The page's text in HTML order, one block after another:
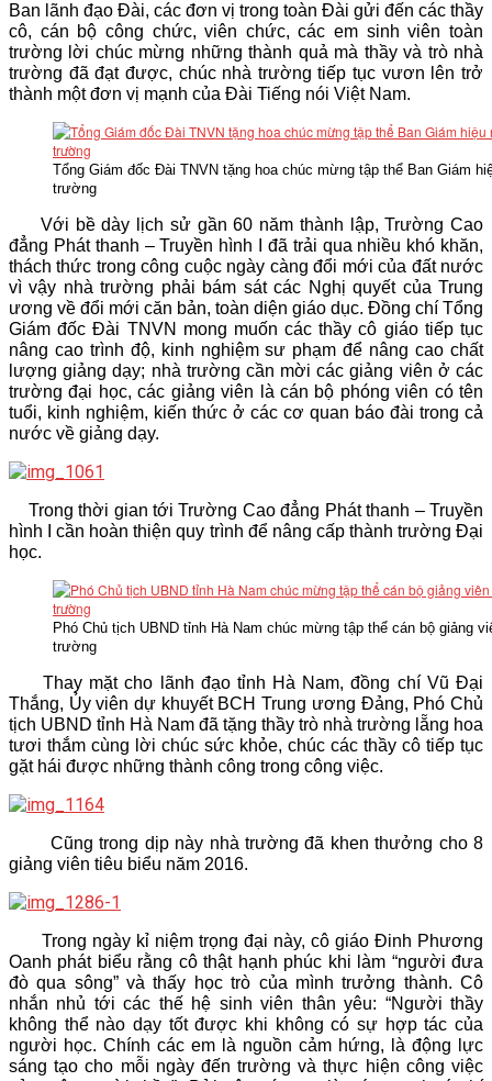
Ban lãnh đạo Đài, các đơn vị trong toàn Đài gửi đến các thầy
cô, cán bộ công chức, viên chức, các em sinh viên toàn
trường lời chúc mừng những thành quả mà thầy và trò nhà
trường đã đạt được, chúc nhà trường tiếp tục vươn lên trở
thành một đơn vị mạnh của Đài Tiếng nói Việt Nam.
Tổng Giám đốc Đài TNVN tặng hoa chúc mừng tập thể Ban Giám
trường
Với bề dày lịch sử gần 60 năm thành lập, Trường Cao
đẳng Phát thanh – Truyền hình I đã trải qua nhiều khó khăn,
thách thức trong công cuộc ngày càng đổi mới của đất nước
vì vậy nhà trường phải bám sát các Nghị quyết của Trung
ương về đổi mới căn bản, toàn diện giáo dục. Đồng chí Tổng
Giám đốc Đài TNVN mong muốn các thầy cô giáo tiếp tục
nâng cao trình độ, kinh nghiệm sư phạm để nâng cao chất
lượng giảng dạy; nhà trường cần mời các giảng viên ở các
trường đại học, các giảng viên là cán bộ phóng viên có tên
tuổi, kinh nghiệm, kiến thức ở các cơ quan báo đài trong cả
nước về giảng dạy.
Trong thời gian tới Trường Cao đẳng Phát thanh – Truyền
hình I cần hoàn thiện quy trình để nâng cấp thành trường Đại
học.
Phó Chủ tịch UBND tỉnh Hà Nam chúc mừng tập thể cán bộ giảng
trường
Thay mặt cho lãnh đạo tỉnh Hà Nam, đồng chí Vũ Đại
Thắng, Ủy viên dự khuyết BCH Trung ương Đảng, Phó Chủ
tịch UBND tỉnh Hà Nam đã tặng thầy trò nhà trường lẵng hoa
tươi thắm cùng lời chúc sức khỏe, chúc các thầy cô tiếp tục
gặt hái được những thành công trong công việc.
Cũng trong dịp này nhà trường đã khen thưởng cho 8
giảng viên tiêu biểu năm 2016.
Trong ngày kỉ niệm trọng đại này, cô giáo Đinh Phương
Oanh phát biểu rằng cô thật hạnh phúc khi làm “người đưa
đò qua sông” và thấy học trò của mình trưởng thành. Cô
nhắn nhủ tới các thế hệ sinh viên thân yêu: “Người thầy
không thể nào dạy tốt được khi không có sự hợp tác của
người học. Chính các em là nguồn cảm hứng, là động lực
sáng tạo cho mỗi ngày đến trường và thực hiện công việc